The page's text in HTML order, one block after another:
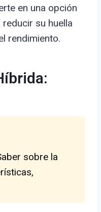
en una opción
su huella
rendimiento.
sobre la